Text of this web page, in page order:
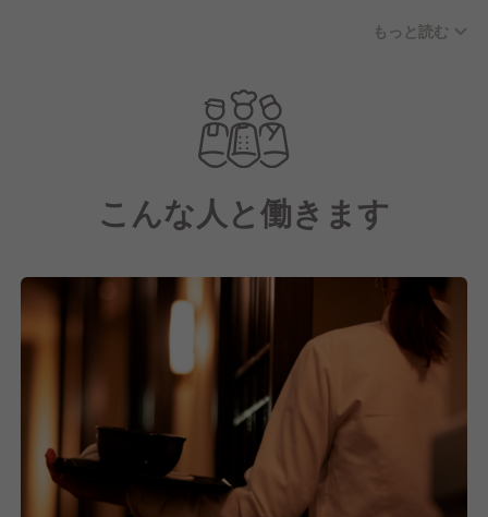
提供し、やま中でしか味わえない一生の思い出を提供
続けることを目指しています。
もっと読む
こんな人と働きます